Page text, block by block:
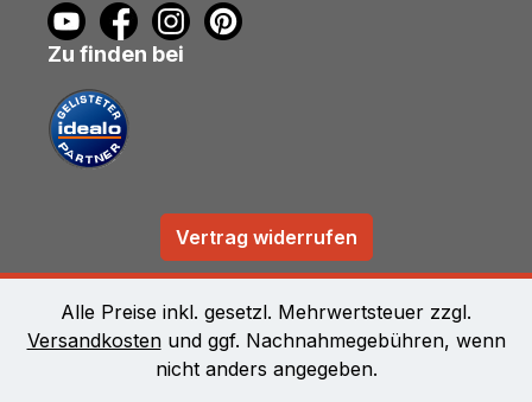
Zu finden bei
Vertrag widerrufen
Alle Preise inkl. gesetzl. Mehrwertsteuer zzgl.
Versandkostenund ggf. Nachnahmegebühren, wenn
nicht anders angegeben.